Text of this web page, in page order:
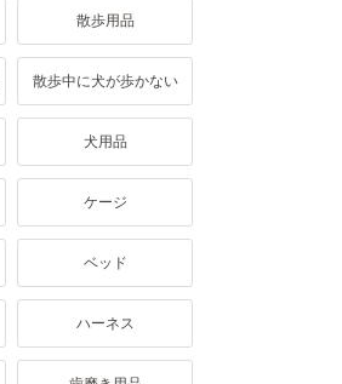
散歩用品
散歩中に犬が歩かない
犬用品
ケージ
ベッド
ハーネス